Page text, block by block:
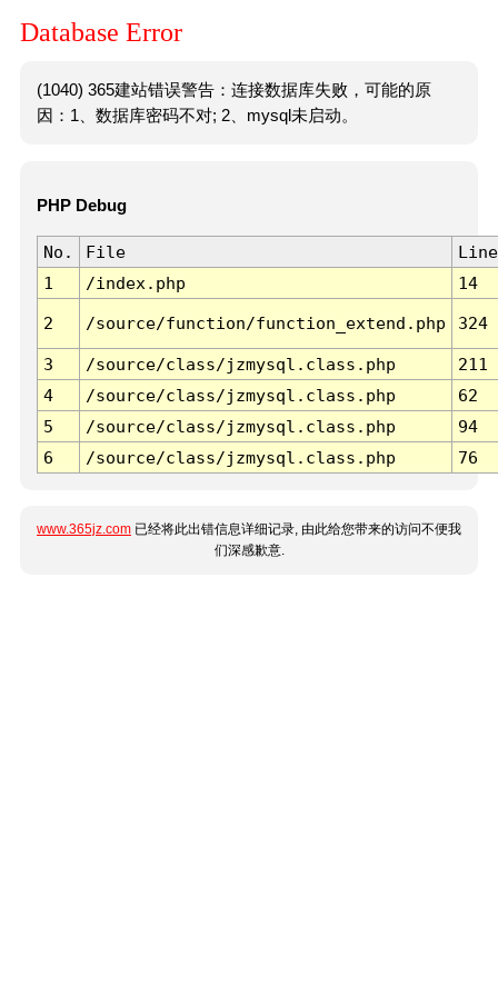
Database Error
(1040) 365建站错误警告：连接数据库失败，可能的原
因：1、数据库密码不对; 2、mysql未启动。
PHP Debug
No. File
Line
1
/index.php 14
2 /source/function/function_extend.php 324
3 /source/class/jzmysql.class.php
211
4
/source/class/jzmysql.class.php
62
5
/source/class/jzmysql.class.php
94
6
/source/class/jzmysql.class.php 76
www.365jz.com 已经将此出错信息详细记录, 由此给您带来的访问不便我
们深感歉意.